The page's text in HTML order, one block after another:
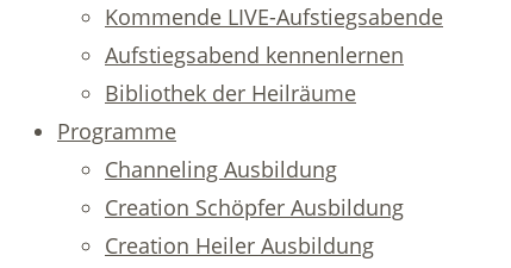
Kommende LIVE-Aufstiegsabende
Aufstiegsabend kennenlernen
Bibliothek der Heilräume
Programme
Channeling Ausbildung
Creation Schöpfer Ausbildung
Creation Heiler Ausbildung